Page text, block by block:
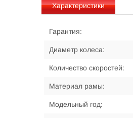
Характеристики
Гарантия:
Диаметр колеса:
Количество скоростей:
Материал рамы:
Модельный год: